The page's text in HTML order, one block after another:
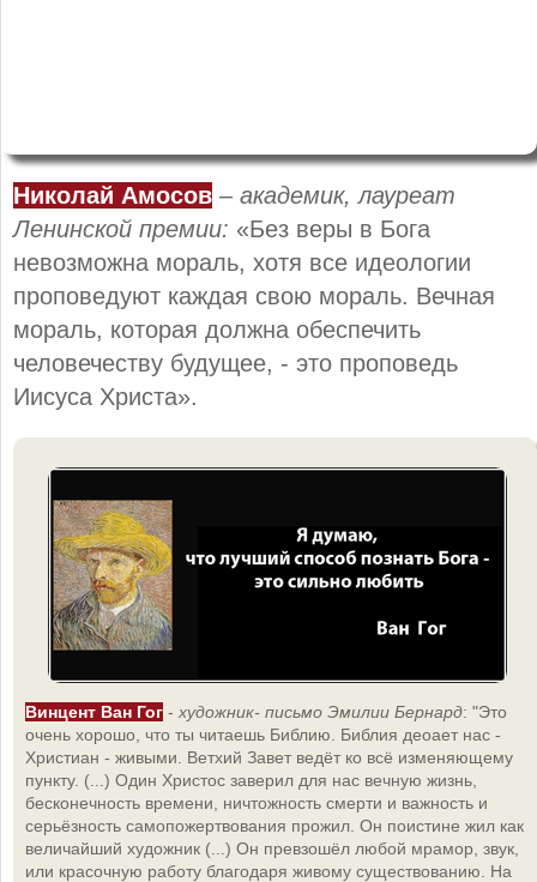
Николай Амосов – академик, лауреат
Ленинской премии: «Без веры в Бога
невозможна мораль, хотя все идеологии
проповедуют каждая свою мораль. Вечная
мораль, которая должна обеспечить
человечеству будущее, - это проповедь
Иисуса Христа».
Винцент Ван Гог - художник- письмо Эмилии Бернард: "Это
очень хорошо, что ты читаешь Библию. Библия деоает нас -
Христиан - живыми. Ветхий Завет ведёт ко всё изменяющему
пункту. (...) Один Христос заверил для нас вечную жизнь,
бесконечность времени, ничтожность смерти и важность и
серьёзность самопожертвования прожил. Он поистине жил как
величайший художник (...) Он превзошёл любой мрамор, звук,
или красочную работу благодаря живому существованию. На